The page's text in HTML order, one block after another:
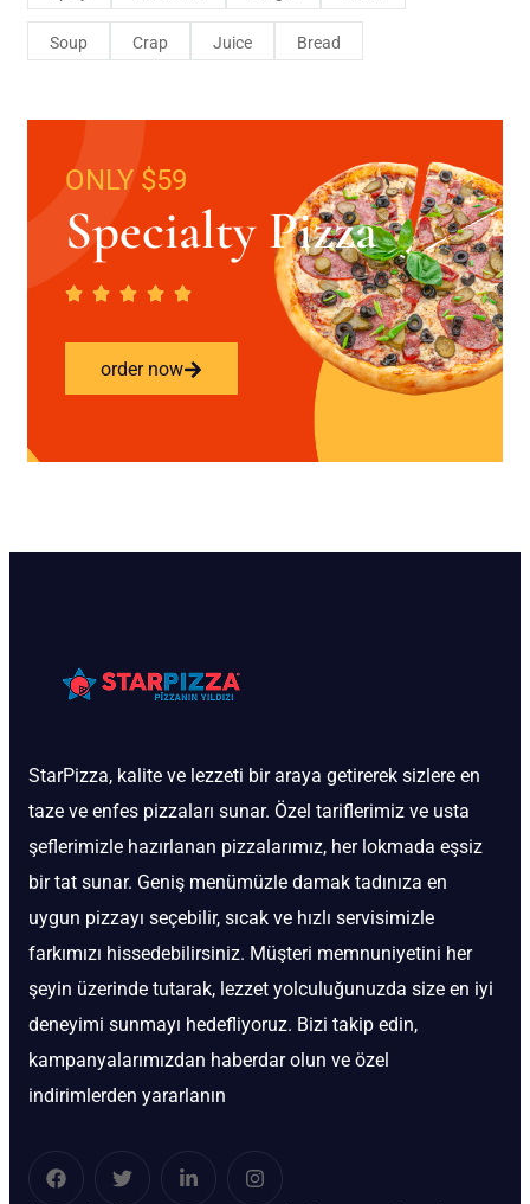
Soup Crap Juice Bread
ONLY $59
Specialty Pizza
order now
StarPizza, kalite ve lezzeti bir araya getirerek sizlere en
taze ve enfes pizzaları sunar. Özel tariflerimiz ve usta
şeflerimizle hazırlanan pizzalarımız, her lokmada eşsiz
bir tat sunar. Geniş menümüzle damak tadınıza en
uygun pizzayı seçebilir, sıcak ve hızlı servisimizle
farkımızı hissedebilirsiniz. Müşteri memnuniyetini her
şeyin üzerinde tutarak, lezzet yolculuğunuzda size en iyi
deneyimi sunmayı hedefliyoruz. Bizi takip edin,
kampanyalarımızdan haberdar olun ve özel
indirimlerden yararlanın